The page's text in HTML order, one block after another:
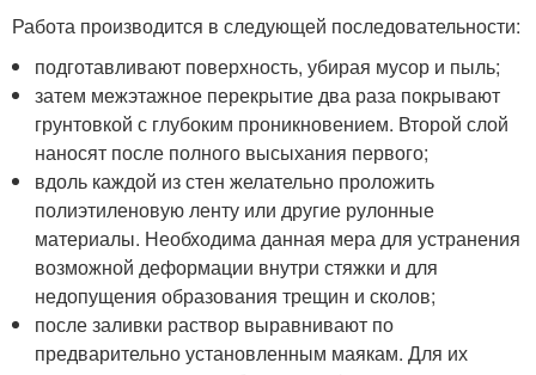
Работа производится в следующей последовательности:
подготавливают поверхность, убирая мусор и пыль;
затем межэтажное перекрытие два раза покрывают
грунтовкой с глубоким проникновением. Второй слой
наносят после полного высыхания первого;
вдоль каждой из стен желательно проложить
полиэтиленовую ленту или другие рулонные
материалы. Необходима данная мера для устранения
возможной деформации внутри стяжки и для
недопущения образования трещин и сколов;
после заливки раствор выравнивают по
предварительно установленным маякам. Для их